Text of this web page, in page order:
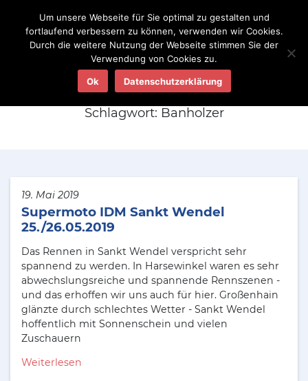
Aktuelles
Schlagwort: Banholzer
19. Mai 2019
Supermoto IDM Sankt Wendel
25./26.05.2019
Das Rennen in Sankt Wendel verspricht sehr
spannend zu werden. In Harsewinkel waren es sehr
abwechslungsreiche und spannende Rennszenen -
und das erhoffen wir uns auch für hier. Großenhain
glänzte durch schlechtes Wetter - Sankt Wendel
hoffentlich mit Sonnenschein und vielen
Zuschauern
Weiterlesen
Um unsere Webseite für Sie optimal zu gestalten und
fortlaufend verbessern zu können, verwenden wir Cookies.
Durch die weitere Nutzung der Webseite stimmen Sie der
Verwendung von Cookies zu.
Ok Datenschutzerklärung